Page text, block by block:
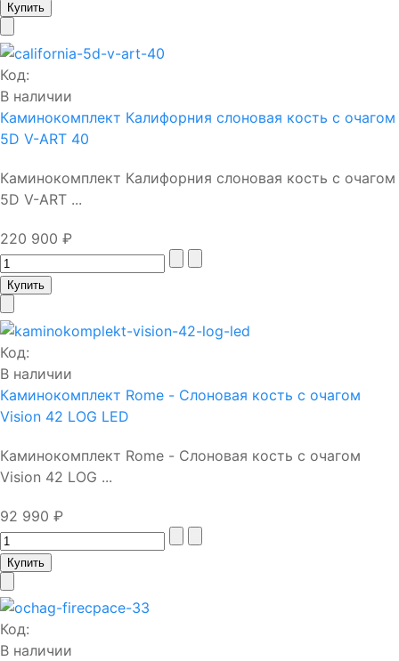
Код:
В наличии
Каминокомплект Калифорния слоновая кость с очагом
5D V-ART 40
Каминокомплект Калифорния слоновая кость с очагом
5D V-ART ...
220 900 ₽
Код:
В наличии
Каминокомплект Rome - Слоновая кость с очагом
Vision 42 LOG LED
Каминокомплект Rome - Слоновая кость с очагом
Vision 42 LOG ...
92 990 ₽
Код:
В наличии